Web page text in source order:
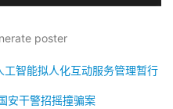
poster
工智能拟人化互动服务管理暂行
安干警招摇撞骗案